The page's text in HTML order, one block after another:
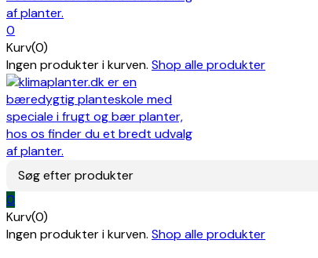
0
Kurv(0)
Ingen produkter i kurven. Shop alle produkter
Søg efter produkter
0
Kurv(0)
Ingen produkter i kurven. Shop alle produkter